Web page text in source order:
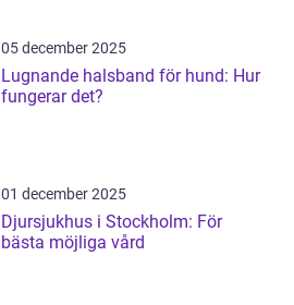
05 december 2025
Lugnande halsband för hund: Hur
fungerar det?
01 december 2025
Djursjukhus i Stockholm: För
bästa möjliga vård